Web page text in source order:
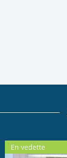
En vedette